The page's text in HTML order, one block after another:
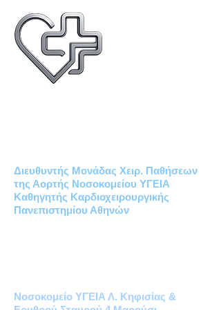
Διευθυντής Μονάδας Χειρ. Παθήσεων
της Αορτής Νοσοκομείου ΥΓΕΙΑ
Καθηγητής Καρδιοχειρουργικής
Πανεπιστημίου Αθηνών
Νοσοκομείο ΥΓΕΙΑ Λ. Κηφισίας &